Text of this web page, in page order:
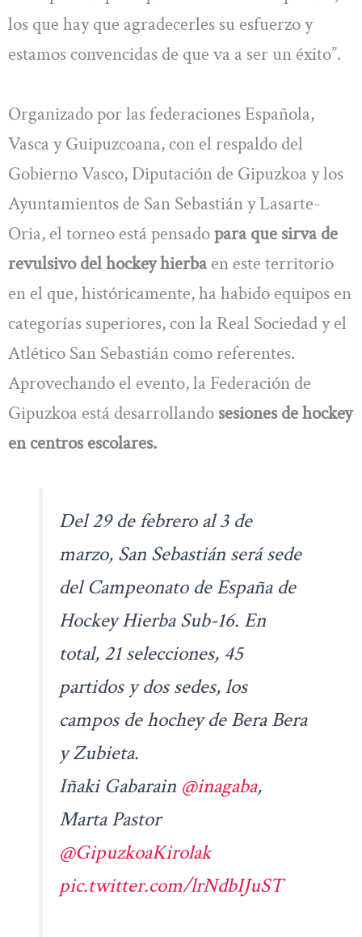
los que hay que agradecerles su esfuerzo y
estamos convencidas de que va a ser un éxito”.
Organizado por las federaciones Española,
Vasca y Guipuzcoana, con el respaldo del
Gobierno Vasco, Diputación de Gipuzkoa y los
Ayuntamientos de San Sebastián y Lasarte-
Oria, el torneo está pensadopara que sirva de
revulsivo del hockey hierbaen este territorio
en el que, históricamente, ha habido equipos en
categorías superiores, con la Real Sociedad y el
Atlético San Sebastián como referentes.
Aprovechando el evento, la Federación de
Gipuzkoa está desarrollando sesiones de hockey
en centros escolares.
Del 29 de febrero al 3 de
marzo, San Sebastián será sede
del Campeonato de España de
Hockey Hierba Sub-16. En
total, 21 selecciones, 45
partidos y dos sedes, los
campos de hochey de Bera Bera
y Zubieta.
Iñaki Gabarain @inagaba,
Marta Pastor
@GipuzkoaKirolak
pic.twitter.com/lrNdbIJuST